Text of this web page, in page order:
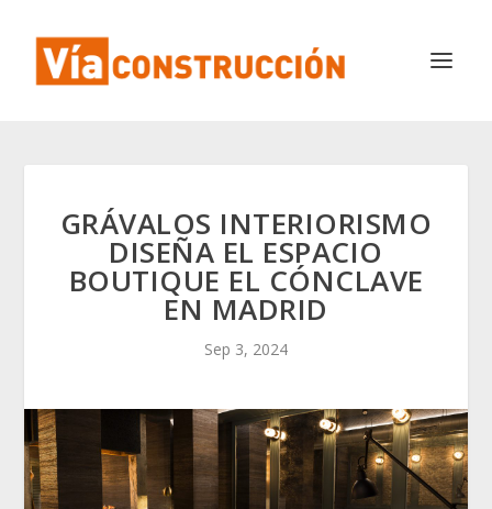
GRÁVALOS INTERIORISMO
DISEÑA EL ESPACIO
BOUTIQUE EL CÓNCLAVE
EN MADRID
Sep 3, 2024